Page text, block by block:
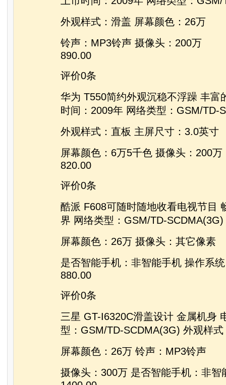
外观样式：滑盖 屏幕颜色：26万
铃声：MP3铃声 摄像头：200万
890.00
评价0条
华为 T550简约外观沉稳不浮躁 丰富
时间：2009年 网络类型：GSM/TD-
外观样式：直板 主屏尺寸：3.0英寸
屏幕颜色：6万5千色 摄像头：200万
820.00
评价0条
酷派 F608可随时随地收看电视节目
界 网络类型：GSM/TD-
屏幕颜色：26万 摄像头：其它像素
是否智能手机：非智能手机 操作系
880.00
评价0条
三星 GT-I6320C滑盖设计 金属机身
型：GSM/TD-SCDMA(3G) 外观样式
屏幕颜色：26万 铃声：MP3铃声
摄像头：300万 是否智能手机：非智